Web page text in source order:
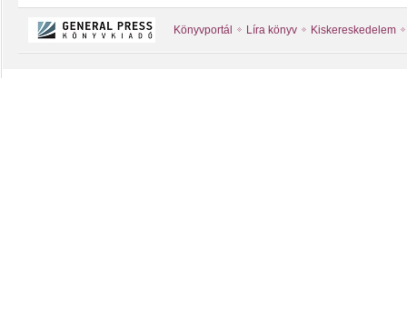
Könyvportál Líra könyv Kiskereskedelem